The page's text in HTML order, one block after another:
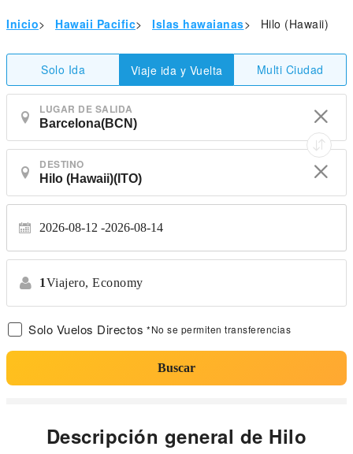
Inicio> Hawaii Pacific> Islas hawaianas> Hilo (Hawaii)
Solo Ida Viaje ida y Vuelta Multi Ciudad
LUGAR DE SALIDA
DESTINO
2026-08-12 2026-08-14
1Viajero, Economy
Solo Vuelos Directos *No se permiten transferencias
Buscar
Descripción general de Hilo